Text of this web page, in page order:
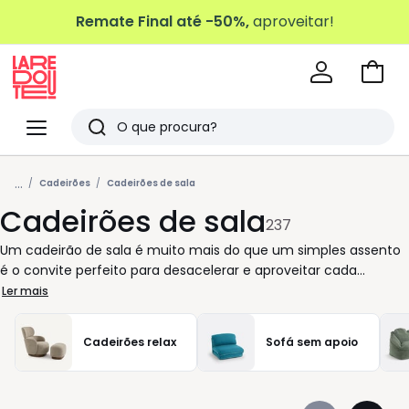
Remate Final até -50%,aproveitar!
Menu
Redoute
Pesquisar
Últimos
artigos
vistos
Ir
... Cadeirões Cadeirões de sala
Cadeirões de sala237
Um cadeirão de sala é muito mais do que um simples assento
é o convite perfeito para desacelerar e aproveitar cada
momento. Envolvente, confortável e feito para durar, adapta-
se a qualquer espaço, seja ele amplo ou mais intimista. Na La
Redoute, encontra cadeirões pensados para responder às suas
necessidades reais: desde a poltrona compacta ideal para um
canto de leitura até ao cadeirão largo que acolhe toda a
Ler mais
Cadeirões relax Sofá sem apoio